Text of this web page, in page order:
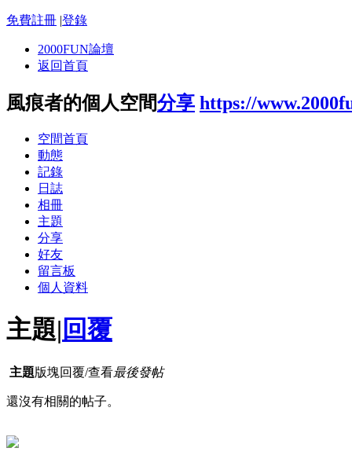
免費註冊 |登錄
2000FUN論壇
返回首頁
風痕者的個人空間分享 https://
空間首頁
動態
記錄
日誌
相冊
主題
分享
好友
留言板
個人資料
主題| 回覆
主題版塊回覆/查看最後發帖
還沒有相關的帖子。